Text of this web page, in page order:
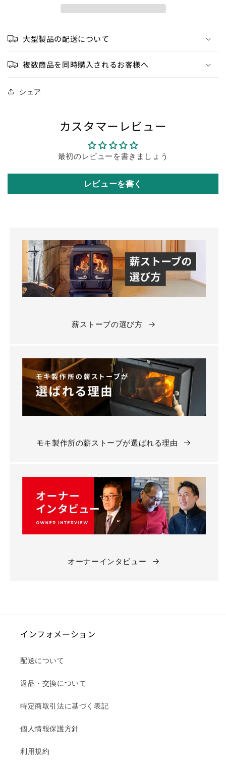
を
ら
数
を
や
大型製品の配送について
複数商品を同時購入されるお客様へ
シェア
カスタマーレビュー
最初のレビューを書きましょう
レビューを書く
薪ストーブの選び方
モキ製作所の薪ストーブが選ばれる理由
オーナーインタビュー
インフォメーション
配送について
返品・交換について
特定商取引法に基づく表記
個人情報保護方針
利用規約